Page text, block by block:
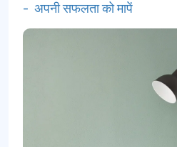
- अपनी सफलता को मापें